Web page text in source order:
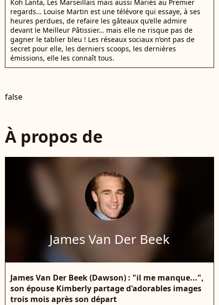
Koh Lanta, Les Marseillais mais aussi Mariés au Premier
regards… Louise Martin est une télévore qui essaye, à ses
heures perdues, de refaire les gâteaux qu’elle admire
devant le Meilleur Pâtissier… mais elle ne risque pas de
gagner le tablier bleu ! Les réseaux sociaux n’ont pas de
secret pour elle, les derniers scoops, les dernières
émissions, elle les connaît tous.
false
À propos de
James Van Der Beek
James Van Der Beek (Dawson) : "il me manque...",
son épouse Kimberly partage d'adorables images
trois mois après son départ